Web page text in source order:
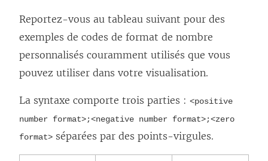
Reportez-vous au tableau suivant pour des
exemples de codes de format de nombre
personnalisés couramment utilisés que vous
pouvez utiliser dans votre visualisation.
La syntaxe comporte trois parties : <positive
number format>;<negative number format>;<zero
format> séparées par des points-virgules.